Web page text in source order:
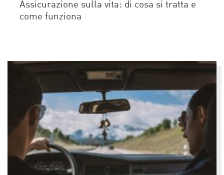
Assicurazione sulla vita: di cosa si tratta e
come funziona